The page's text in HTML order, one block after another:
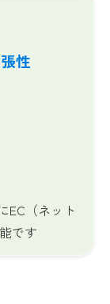
性
EC（ネット
です